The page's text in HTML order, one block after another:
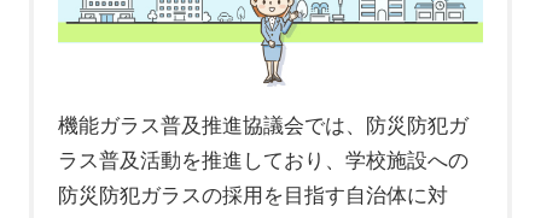
機能ガラス普及推進協議会では、防災防犯ガ
ラス普及活動を推進しており、学校施設への
防災防犯ガラスの採用を目指す自治体に対